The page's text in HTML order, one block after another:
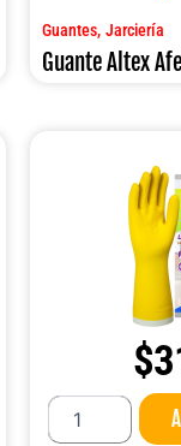
Guantes,Jarciería
Guante Altex
$
Guante
Altex